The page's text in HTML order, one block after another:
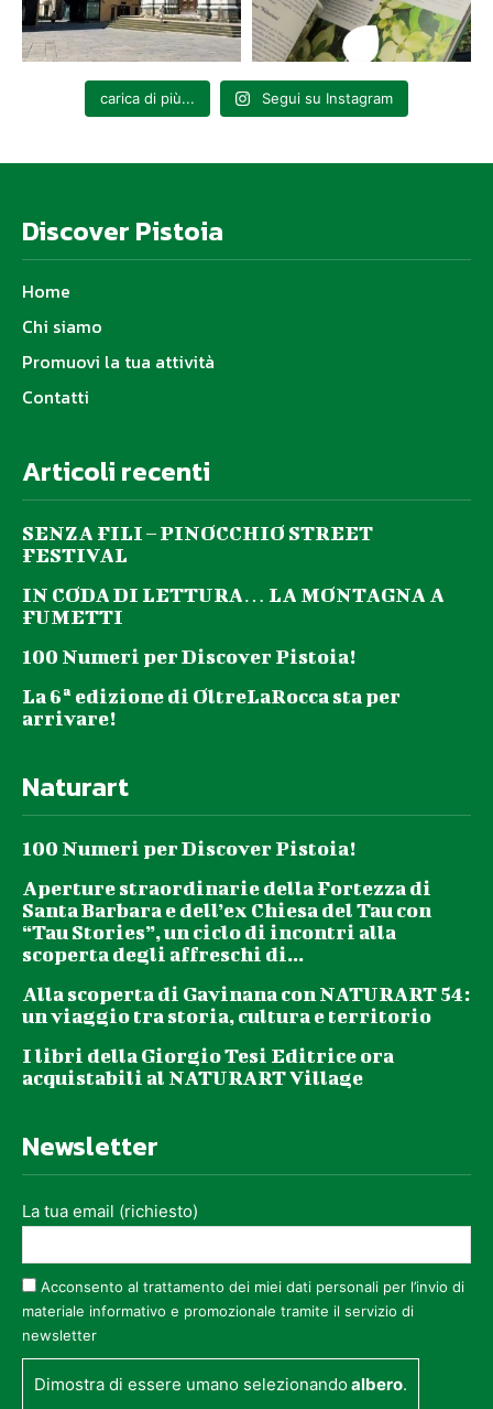
carica di più... Segui su Instagram
Discover Pistoia
Home
Chi siamo
Promuovi la tua attività
Contatti
Articoli recenti
SENZA FILI – PINOCCHIO STREET
FESTIVAL
IN CODA DI LETTURA… LA MONTAGNA A
FUMETTI
100 Numeri per Discover Pistoia!
La 6ª edizione di OltreLaRocca sta per
arrivare!
Naturart
100 Numeri per Discover Pistoia!
Aperture straordinarie della Fortezza di
Santa Barbara e dell’ex Chiesa del Tau con
“Tau Stories”, un ciclo di incontri alla
scoperta degli affreschi di...
Alla scoperta di Gavinana con NATURART 54:
un viaggio tra storia, cultura e territorio
I libri della Giorgio Tesi Editrice ora
acquistabili al NATURART Village
Newsletter
La tua email (richiesto)
Acconsento al trattamento dei miei dati personali per l’invio di
materiale informativo e promozionale tramite il servizio di
newsletter
Dimostra di essere umano selezionandoalbero.